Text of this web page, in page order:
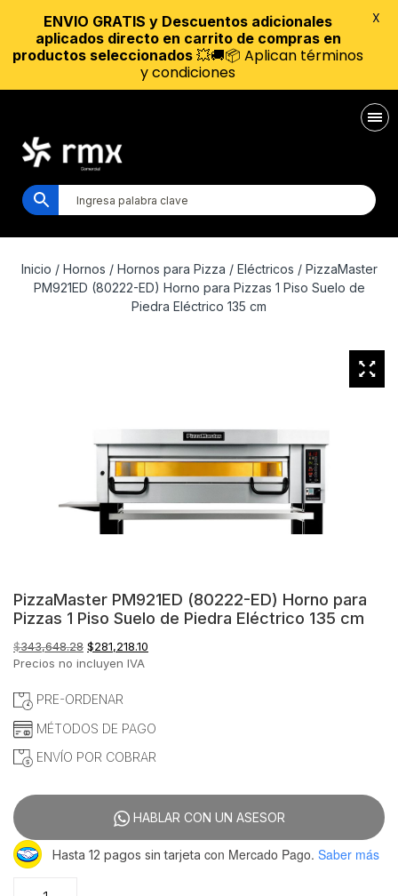
Inicio / Hornos / Hornos para Pizza / Eléctricos / PizzaMaster
PM921ED (80222-ED) Horno para Pizzas 1 Piso Suelo de
Piedra Eléctrico 135 cm
PizzaMaster PM921ED (80222-ED) Horno para
Pizzas 1 Piso Suelo de Piedra Eléctrico 135 cm
$343,648.28 El
precio
era:
$281,218.10
Precios no incluyen IVA
PRE-ORDENAR
MÉTODOS DE PAGO
ENVÍO POR COBRAR
HABLAR CON UN ASESOR
Hasta 12 pagos sin tarjeta con Mercado Pago. Saber más
ENVIO GRATIS y Descuentos adicionales
aplicados directo en carrito de compras en
productos seleccionados 💥🚚📦 Aplican términos
y condiciones
X